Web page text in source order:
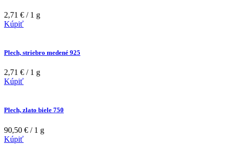
2,71 € / 1 g
Kúpiť
Plech, striebro medené 925
2,71 € / 1 g
Kúpiť
Plech, zlato biele 750
90,50 € / 1 g
Kúpiť